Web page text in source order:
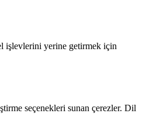
işlevlerini yerine getirmek için
seçenekleri sunan çerezler. Dil